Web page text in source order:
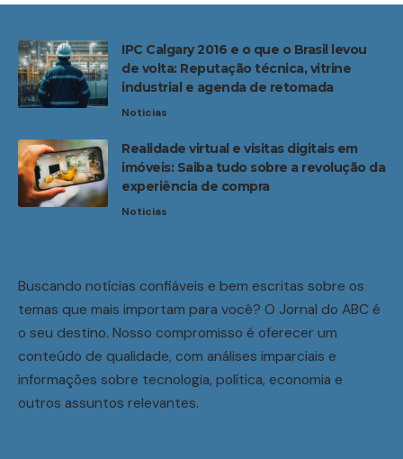
IPC Calgary 2016 e o que o Brasil levou
de volta: Reputação técnica, vitrine
industrial e agenda de retomada
Noticias
Realidade virtual e visitas digitais em
imóveis: Saiba tudo sobre a revolução da
experiência de compra
Noticias
Buscando notícias confiáveis e bem escritas sobre os
temas que mais importam para você? O Jornal do ABC é
o seu destino. Nosso compromisso é oferecer um
conteúdo de qualidade, com análises imparciais e
informações sobre tecnologia, política, economia e
outros assuntos relevantes.